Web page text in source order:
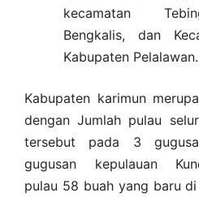
kecamatan
Bengkalis, dan
Kabupaten Pelalawan.
Kabupaten karimun
dengan Jumlah pulau
tersebut pada 3
gugusan kepulauan
pulau 58 buah yang baru